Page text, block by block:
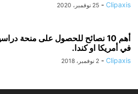
Clipaxis
- 25 نوفمبر، 2020
أهم 10 نصائح للحصول على منحة
في أمريكا او كندا.
Clipaxis
- 2 نوفمبر، 2018